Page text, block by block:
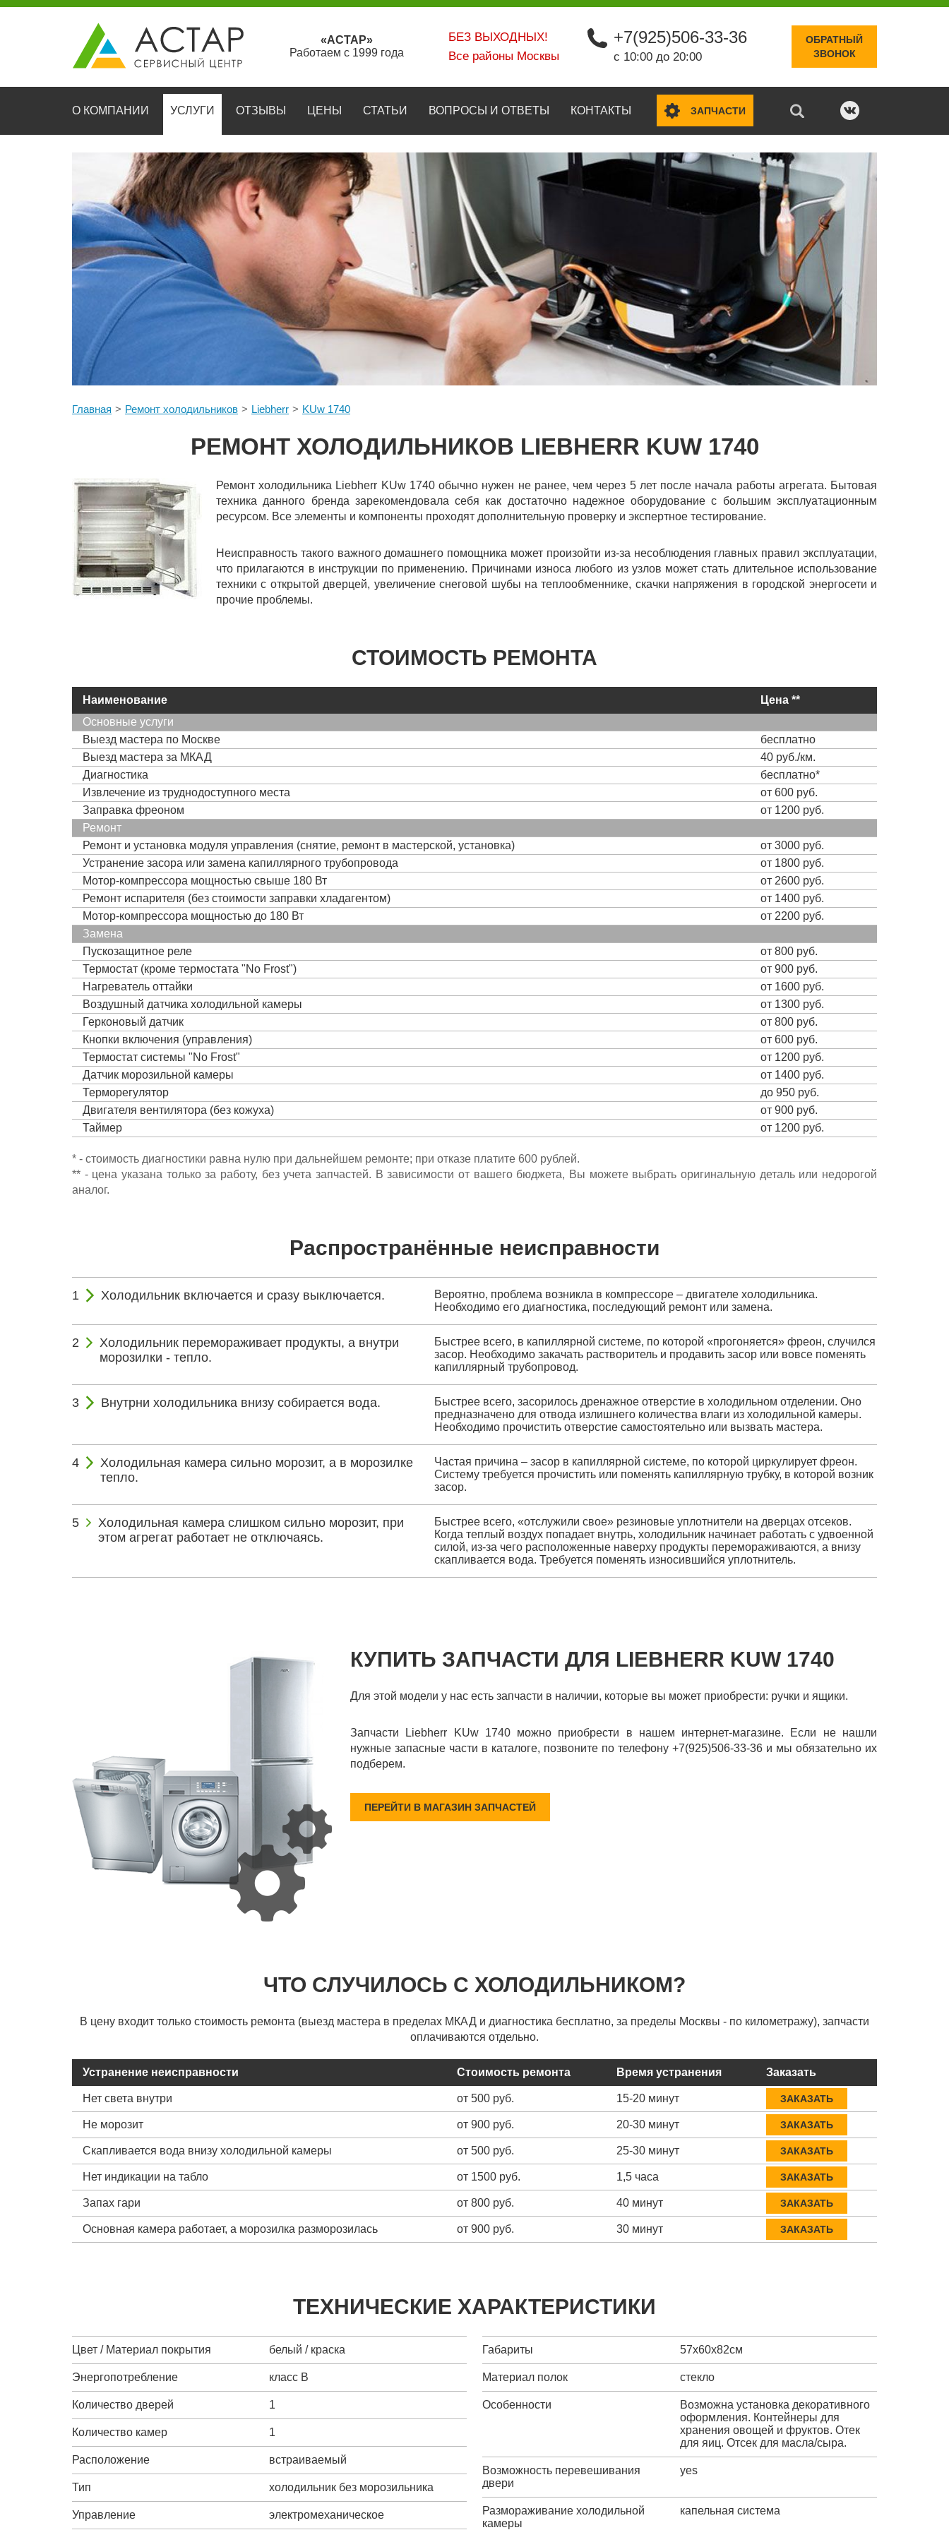
«АСТАР»
Работаем с 1999 года
БЕЗ ВЫХОДНЫХ!
Все районы Москвы
+7(925)506-33-36
с 10:00 до 20:00
ОБРАТНЫЙ
ЗВОНОК
О КОМПАНИИ УСЛУГИ ОТЗЫВЫ ЦЕНЫ СТАТЬИ ВОПРОСЫ И ОТВЕТЫ КОНТАКТЫ ЗАПЧАСТИ
Главная Ремонт холодильников Liebherr KUw 1740
РЕМОНТ ХОЛОДИЛЬНИКОВ LIEBHERR KUW 1740
Ремонт холодильника Liebherr KUw 1740 обычно нужен не ранее, чем через 5 лет после начала работы агрегата. Бытовая
техника данного бренда зарекомендовала себя как достаточно надежное оборудование с большим эксплуатационным
ресурсом. Все элементы и компоненты проходят дополнительную проверку и экспертное тестирование.
Неисправность такого важного домашнего помощника может произойти из-за несоблюдения главных правил эксплуатации,
что прилагаются в инструкции по применению. Причинами износа любого из узлов может стать длительное использование
техники с открытой дверцей, увеличение снеговой шубы на теплообменнике, скачки напряжения в городской энергосети и
прочие проблемы.
СТОИМОСТЬ РЕМОНТА
Наименование
Цена **
Основные услуги
Выезд мастера по Москве
бесплатно
Выезд мастера за МКАД
40 руб./км.
Диагностика
бесплатно*
Извлечение из труднодоступного места
от 600 руб.
Заправка фреоном
от 1200 руб.
Ремонт
Ремонт и установка модуля управления (снятие, ремонт в мастерской, установка)
от 3000 руб.
Устранение засора или замена капиллярного трубопровода
от 1800 руб.
Мотор-компрессора мощностью свыше 180 Вт
от 2600 руб.
Ремонт испарителя (без стоимости заправки хладагентом)
от 1400 руб.
Мотор-компрессора мощностью до 180 Вт
от 2200 руб.
Замена
Пускозащитное реле
от 800 руб.
Термостат (кроме термостата "No Frost")
от 900 руб.
Нагреватель оттайки
от 1600 руб.
Воздушный датчика холодильной камеры
от 1300 руб.
Герконовый датчик
от 800 руб.
Кнопки включения (управления)
от 600 руб.
Термостат системы "No Frost"
от 1200 руб.
Датчик морозильной камеры
от 1400 руб.
Терморегулятор
до 950 руб.
Двигателя вентилятора (без кожуха)
от 900 руб.
Таймер
от 1200 руб.
* - стоимость диагностики равна нулю при дальнейшем ремонте; при отказе платите 600 рублей.
** - цена указана только за работу, без учета запчастей. В зависимости от вашего бюджета, Вы можете выбрать оригинальную деталь или недорогой
аналог.
Распространённые неисправности
Холодильник включается и сразу выключается.
Вероятно, проблема возникла в компрессоре – двигателе холодильника.
Необходимо его диагностика, последующий ремонт или замена.
Холодильник перемораживает продукты, а внутри
морозилки - тепло.
Быстрее всего, в капиллярной системе, по которой «прогоняется» фреон, случился
засор. Необходимо закачать растворитель и продавить засор или вовсе поменять
капиллярный трубопровод.
Внутрни холодильника внизу собирается вода.
Быстрее всего, засорилось дренажное отверстие в холодильном отделении. Оно
предназначено для отвода излишнего количества влаги из холодильной камеры.
Необходимо прочистить отверстие самостоятельно или вызвать мастера.
Холодильная камера сильно морозит, а в морозилке
тепло.
Частая причина – засор в капиллярной системе, по которой циркулирует фреон.
Систему требуется прочистить или поменять капиллярную трубку, в которой возник
засор.
Холодильная камера слишком сильно морозит, при
этом агрегат работает не отключаясь.
Быстрее всего, «отслужили свое» резиновые уплотнители на дверцах отсеков.
Когда теплый воздух попадает внутрь, холодильник начинает работать с удвоенной
силой, из-за чего расположенные наверху продукты перемораживаются, а внизу
скапливается вода. Требуется поменять износившийся уплотнитель.
КУПИТЬ ЗАПЧАСТИ ДЛЯ LIEBHERR KUW 1740
Для этой модели у нас есть запчасти в наличии, которые вы может приобрести: ручки и ящики.
Запчасти Liebherr KUw 1740 можно приобрести в нашем интернет-магазине. Если не нашли
нужные запасные части в каталоге, позвоните по телефону +7(925)506-33-36 и мы обязательно их
подберем.
ПЕРЕЙТИ В МАГАЗИН ЗАПЧАСТЕЙ
ЧТО СЛУЧИЛОСЬ С ХОЛОДИЛЬНИКОМ?
В цену входит только стоимость ремонта (выезд мастера в пределах МКАД и диагностика бесплатно, за пределы Москвы - по километражу), запчасти
оплачиваются отдельно.
Устранение неисправности Стоимость ремонта Время устранения Заказать
Нет света внутри от 500 руб. 15-20 минут ЗАКАЗАТЬ
Не морозит от 900 руб. 20-30 минут ЗАКАЗАТЬ
Скапливается вода внизу холодильной камеры от 500 руб. 25-30 минут ЗАКАЗАТЬ
Нет индикации на табло от 1500 руб. 1,5 часа ЗАКАЗАТЬ
Запах гари от 800 руб. 40 минут ЗАКАЗАТЬ
Основная камера работает, а морозилка разморозилась от 900 руб. 30 минут ЗАКАЗАТЬ
ТЕХНИЧЕСКИЕ ХАРАКТЕРИСТИКИ
Цвет / Материал покрытия белый / краска
Энергопотребление класс B
Количество дверей 1
Количество камер 1
Расположение встраиваемый
Тип холодильник без морозильника
Управление электромеханическое
Габариты 57х60х82см
Материал полок стекло
Особенности
Возможна установка декоративного
оформления. Контейнеры для
хранения овощей и фруктов. Отек
для яиц. Отсек для масла/сыра.
Возможность перевешивания
двери
yes
Размораживание холодильной
камеры
капельная система